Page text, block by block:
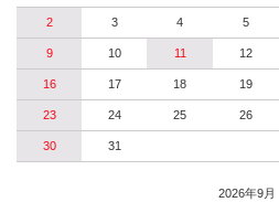
2 3 4 5
9 10 11 12
16 17 18 19
23 24 25 26
30 31
2026年9月